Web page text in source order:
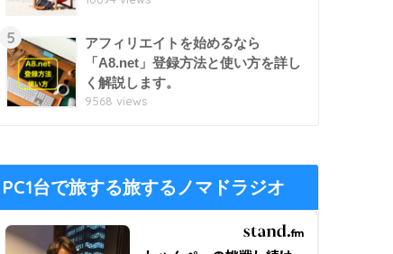
5
アフィリエイトを始めるなら
「A8.net」登録方法と使い方を詳し
く解説します。
9568 views
PC1台で旅する旅するノマドラジオ